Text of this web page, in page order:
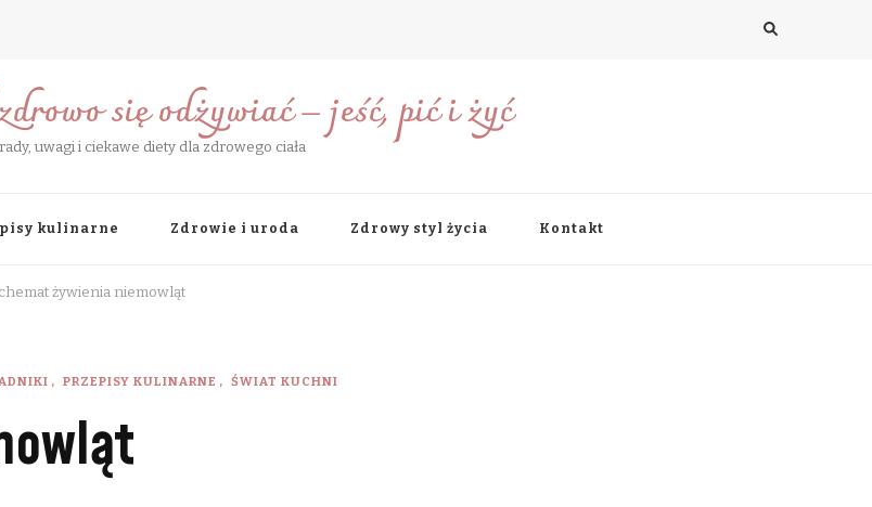
się odżywiać – jeść, pić i żyć
uwagi i ciekawe diety dla zdrowego ciała
kulinarne Zdrowie i uroda Zdrowy styl życia Kontakt
żywienia niemowląt
PRZEPISY KULINARNE ŚWIAT KUCHNI